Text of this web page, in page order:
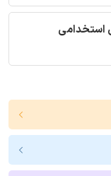
استخدامی